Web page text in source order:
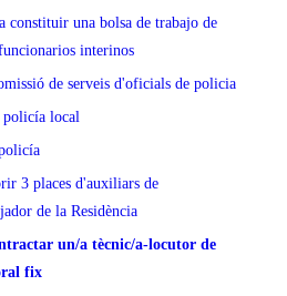
constituir una bolsa de trabajo de
interinos
de serveis d'oficials de policia
policía local
3 places d'auxiliars de
de la Residència
un/a tècnic/a-locutor de
fix